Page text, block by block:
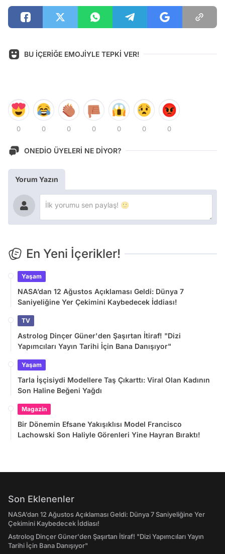
BU İÇERİĞE EMOJİYLE TEPKİ VER!
0 0 0 0 0 0 0
ONEDİO ÜYELERİ NE DİYOR?
Yorum Yazın
En Yeni İçerikler!
Yaşam
NASA’dan 12 Ağustos Açıklaması Geldi: Dünya 7
Saniyeliğine Yer Çekimini Kaybedecek İddiası!
TV
Astrolog Dinçer Güner'den Şaşırtan İtiraf! "Dizi
Yapımcıları Yayın Tarihi İçin Bana Danışıyor"
Yaşam
Tarla İşçisiydi Modellere Taş Çıkarttı: Viral Olan Kadının
Son Haline Beğeni Yağdı
Magazin
Bir Dönemin Efsane Yakışıklısı Model Francisco
Lachowski Son Haliyle Görenleri Yine Hayran Bıraktı!
Son Eklenenler
NASA’dan 12 Ağustos Açıklaması Geldi: Dünya 7 Saniyeliğine Yer
Çekimini Kaybedecek İddiası!
Astrolog Dinçer Güner'den Şaşırtan İtiraf! "Dizi Yapımcıları Yayın
Tarihi İçin Bana Danışıyor"